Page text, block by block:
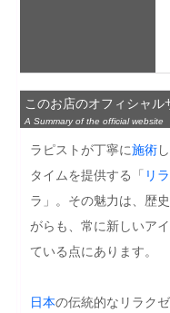
このお店のオフィシャル
A Summary of the official website
ラピストが丁寧に施術
タイムを提供する「 リ
ラ」。その魅力は、歴
がらも、常に新しいア
ている点にあります。
日本の伝統的なリラク